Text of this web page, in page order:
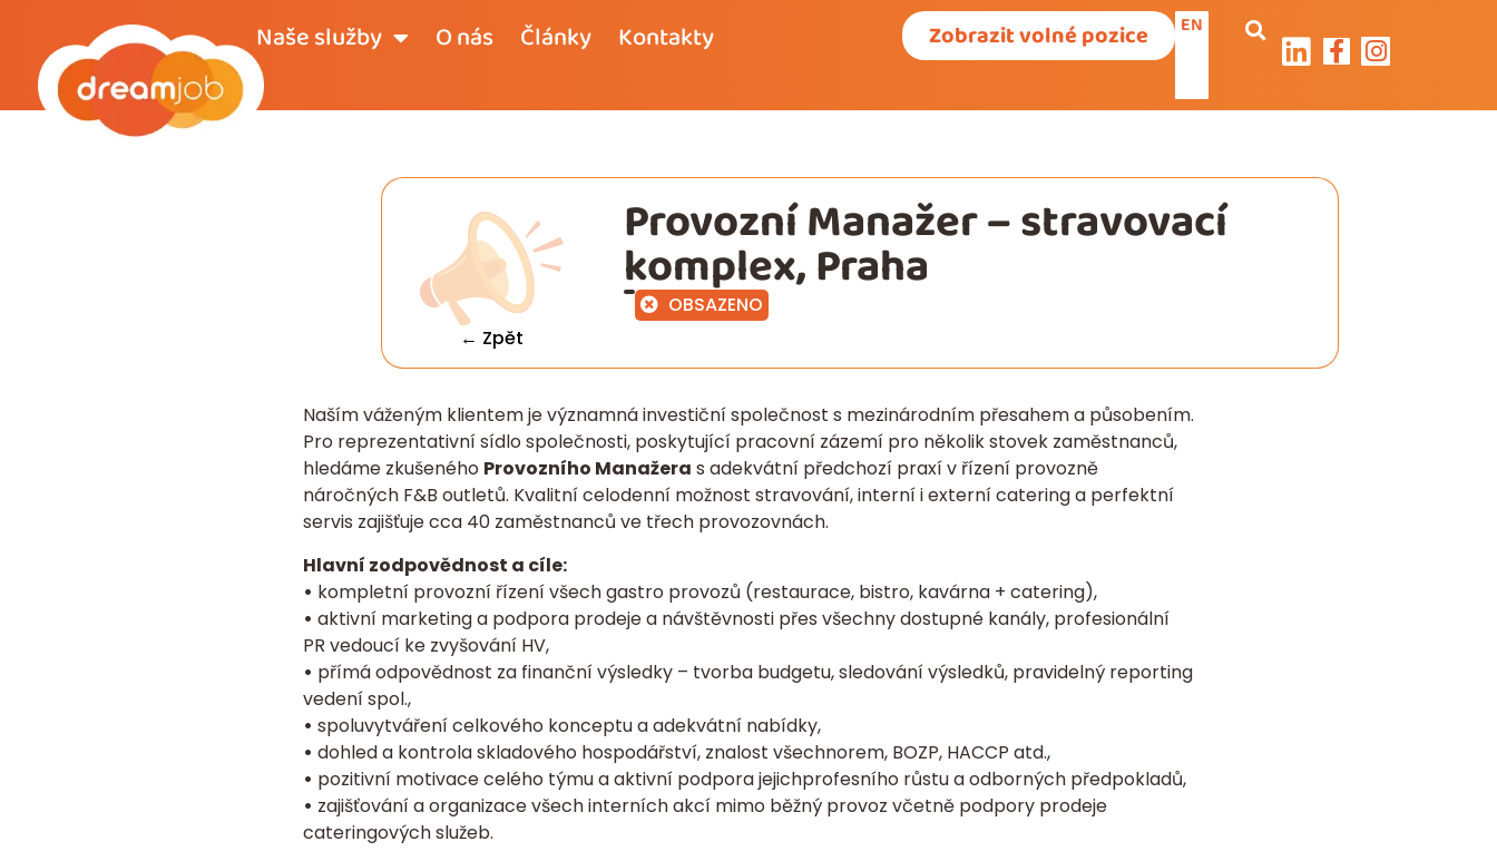
Naše služby O nás Články Kontakty Zobrazit volné pozice EN
← Zpět
Provozní Manažer – stravovací
komplex, Praha
OBSAZENO
Naším váženým klientem je významná investiční společnost s mezinárodním přesahem a působením.
Pro reprezentativní sídlo společnosti, poskytující pracovní zázemí pro několik stovek zaměstnanců,
hledáme zkušeného Provozního Manažera s adekvátní předchozí praxí v řízení provozně
náročných F&B outletů. Kvalitní celodenní možnost stravování, interní i externí catering a perfektní
servis zajišťuje cca 40 zaměstnanců ve třech provozovnách.
Hlavní zodpovědnost a cíle:
• kompletní provozní řízení všech gastro provozů (restaurace, bistro, kavárna + catering),
• aktivní marketing a podpora prodeje a návštěvnosti přes všechny dostupné kanály, profesionální
PR vedoucí ke zvyšování HV,
• přímá odpovědnost za finanční výsledky – tvorba budgetu, sledování výsledků, pravidelný reporting
vedení spol.,
• spoluvytváření celkového konceptu a adekvátní nabídky,
• dohled a kontrola skladového hospodářství, znalost všechnorem, BOZP, HACCP atd.,
• pozitivní motivace celého týmu a aktivní podpora jejichprofesního růstu a odborných předpokladů,
• zajišťování a organizace všech interních akcí mimo běžný provoz včetně podpory prodeje
cateringových služeb.